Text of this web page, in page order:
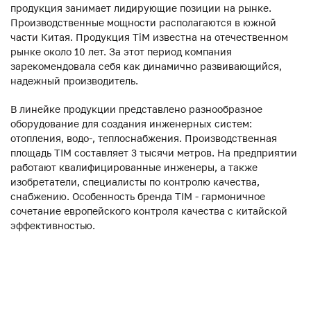
продукция занимает лидирующие позиции на рынке.
Производственные мощности располагаются в южной
части Китая. Продукция ТiM известна на отечественном
рынке около 10 лет. За этот период компания
зарекомендовала себя как динамично развивающийся,
надежный производитель.
В линейке продукции представлено разнообразное
оборудование для создания инженерных систем:
отопления, водо-, теплоснабжения. Производственная
площадь TIM составляет 3 тысячи метров. На предприятии
работают квалифицированные инженеры, а также
изобретатели, специалисты по контролю качества,
снабжению. Особенность бренда TIM - гармоничное
сочетание европейского контроля качества с китайской
эффективностью.